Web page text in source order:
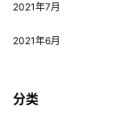
2021年7月
2021年6月
分类